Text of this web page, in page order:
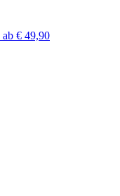
ab € 49,90